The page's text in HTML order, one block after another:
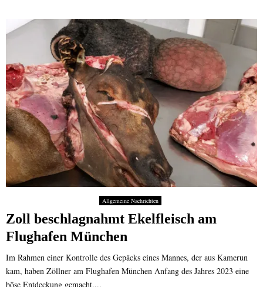
Allgemeine Nachrichten
Zoll beschlagnahmt Ekelfleisch am
Flughafen München
Im Rahmen einer Kontrolle des Gepäcks eines Mannes, der aus Kamerun
kam, haben Zöllner am Flughafen München Anfang des Jahres 2023 eine
böse Entdeckung gemacht....